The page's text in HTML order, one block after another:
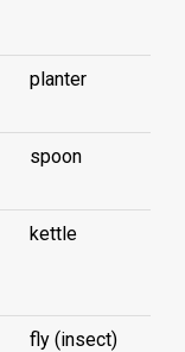
planter
spoon
kettle
fly (insect)